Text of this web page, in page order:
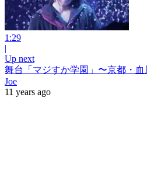
1:29
|
Up next
舞台「マジすか学園」〜京都・
Joe
11 years ago